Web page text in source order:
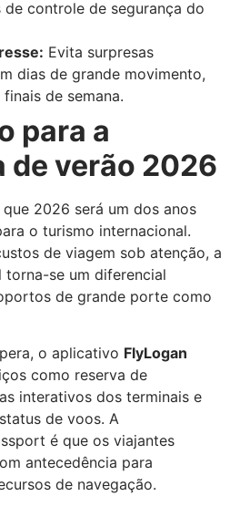
controle de segurança do
Evita surpresas
dias de grande movimento,
de semana.
para a
de verão 2026
2026 será um dos anos
o turismo internacional.
de viagem sob atenção, a
se um diferencial
de grande porte como
o aplicativo FlyLogan
como reserva de
interativos dos terminais e
de voos. A
é que os viajantes
antecedência para
de navegação.